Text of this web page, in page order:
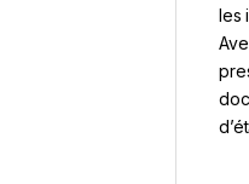
les